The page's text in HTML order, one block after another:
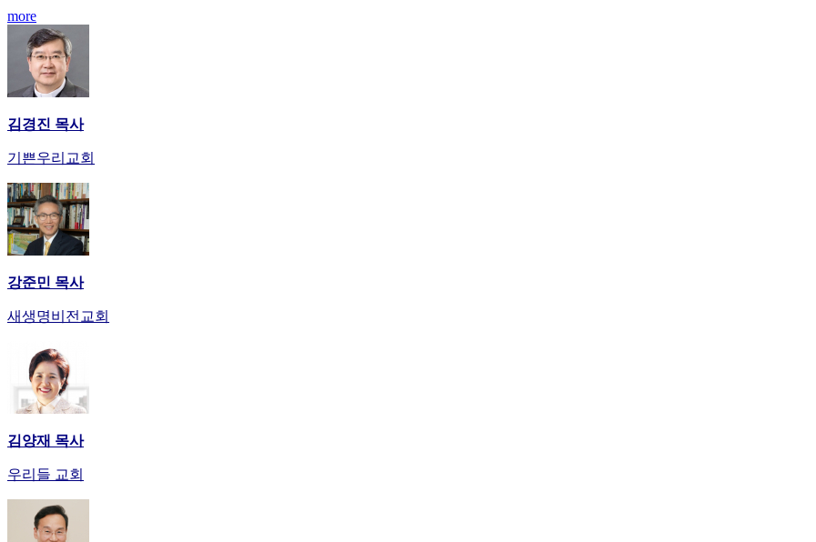
제
트
료
만
남
어
플
시
알
스
기
기
부
진
비
more
김경진 목사
기쁜우리교회
강준민 목사
새생명비전교회
김양재 목사
우리들 교회